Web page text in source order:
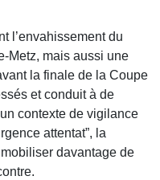
l’envahissement du
Metz, mais aussi une
la finale de la Coupe
et conduit à de
contexte de vigilance
attentat”, la
davantage de